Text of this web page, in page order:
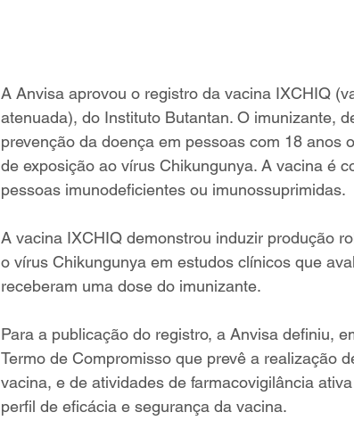
A Anvisa aprovou o registro da vacina IXCHIQ
atenuada), do Instituto Butantan. O imunizante,
prevenção da doença em pessoas com 18 anos
de exposição ao vírus Chikungunya. A vacina é
pessoas imunodeficientes ou imunossuprimidas.
A vacina IXCHIQ demonstrou induzir produção
o vírus Chikungunya em estudos clínicos que
receberam uma dose do imunizante.
Para a publicação do registro, a Anvisa definiu,
Termo de Compromisso que prevê a realização
vacina, e de atividades de farmacovigilância
perfil de eficácia e segurança da vacina.